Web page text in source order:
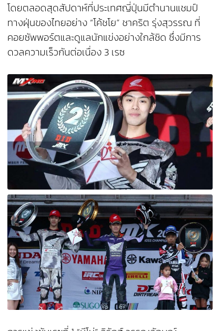
โดยตลอดสุดสัปดาห์ที่ประเทศญี่ปุ่นมีตำนานแชมป์
ทางฝุ่นของไทยอย่าง “โค้ชโย” ชาคริต รุ่งสุวรรณ ที่
คอยซัพพอร์ตและดูแลนักแข่งอย่างใกล้ชิด ซึ่งมีการ
ดวลความเร็วกันต่อเนื่อง 3 เรซ